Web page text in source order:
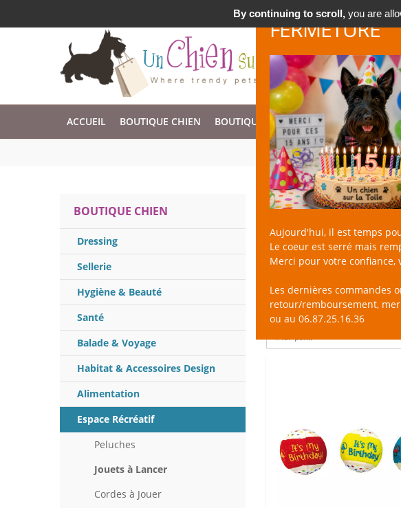
Accessoires & Design pour Chien, Chat, et Nac !
FERMETURE
Aujourd'hui, il est temps
Le coeur est serré mais
Merci pour votre confiance,
Les dernières commandes
retour/remboursement,
ou au 06.87.25.16.36
ACCUEIL BOUTIQUE CHIEN BOUTIQUE CHAT BOUTIQUE NAC
BOUTIQUE CHIEN
Dressing
Sellerie
Hygiène & Beauté
Santé
Balade & Voyage
Habitat & Accessoires Design
Alimentation
Espace Récréatif
Peluches
Jouets à Lancer
Cordes à Jouer
Jouets à
un Chien sur la Toile : une
tout en le dressant à
intrinsèque d'interactivité
unit à votre animal, car si
et le jeu est l'activité
By continuing to scroll,you are